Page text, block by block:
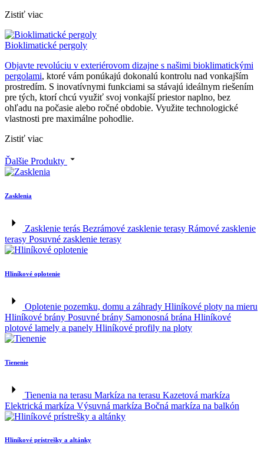
Zistiť viac
Bioklimatické pergoly
Objavte revolúciu v exteriérovom dizajne s našimi bioklimatickými
pergolami, ktoré vám ponúkajú dokonalú kontrolu nad vonkajším
prostredím. S inovatívnymi funkciami sa stávajú ideálnym riešením
pre tých, ktorí chcú využiť svoj vonkajší priestor naplno, bez
ohľadu na počasie alebo ročné obdobie. Využite technologické
vlastnosti pre maximálne pohodlie.
Zistiť viac
Ďalšie Produkty
Zasklenia
Zasklenie terás Bezrámové zasklenie terasy Rámové zasklenie
terasy Posuvné zasklenie terasy
Hliníkové oplotenie
Oplotenie pozemku, domu a záhrady Hliníkové ploty na mieru
Hliníkové brány Posuvné brány Samonosná brána Hliníkové
plotové lamely a panely Hliníkové profily na ploty
Tienenie
Tienenia na terasu Markíza na terasu Kazetová markíza
Elektrická markíza Výsuvná markíza Bočná markíza na balkón
Hliníkové prístrešky a altánky